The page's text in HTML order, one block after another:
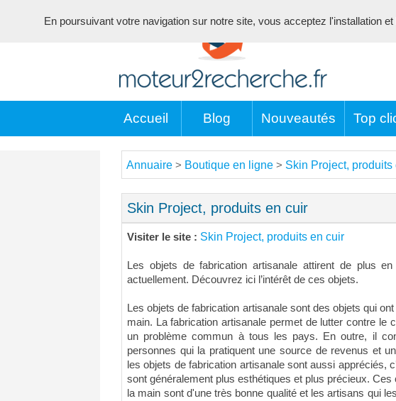
Accueil Blog Nouveautés Top
Annuaire > Boutique en ligne > Skin Project, produits
Skin Project, produits en cuir
Visiter le site : Skin Project, produits en cuir
Les objets de fabrication artisanale attirent de plus en
actuellement. Découvrez ici l’intérêt de ces objets.
Les objets de fabrication artisanale sont des objets qui
main. La fabrication artisanale permet de lutter contre le
un problème commun à tous les pays. En outre, il
personnes qui la pratiquent une source de revenus et
les objets de fabrication artisanale sont aussi appréciés,
sont généralement plus esthétiques et plus précieux. Ces
la main sont d'une très bonne qualité et les artisans qui
En poursuivant votre navigation sur notre site, vous acceptez l'installation